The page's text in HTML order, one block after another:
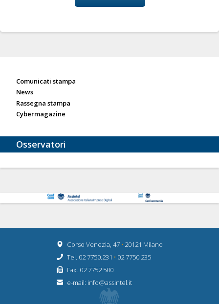
Comunicati stampa
News
Rassegna stampa
Cybermagazine
Osservatori
Corso Venezia, 47 • 20121 Milano
Tel. 02 7750.231 • 02 7750 235
Fax. 02 7752 500
e-mail: info@assintel.it